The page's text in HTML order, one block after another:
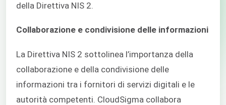
della Direttiva NIS 2.
Collaborazione e condivisione delle informazioni
La Direttiva NIS 2 sottolinea l’importanza della
collaborazione e della condivisione delle
informazioni tra i fornitori di servizi digitali e le
autorità competenti. CloudSigma collabora